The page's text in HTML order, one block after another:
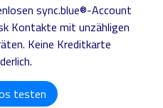
sync.blue®-Account
Kontakte mit unzähligen
Keine Kreditkarte
testen